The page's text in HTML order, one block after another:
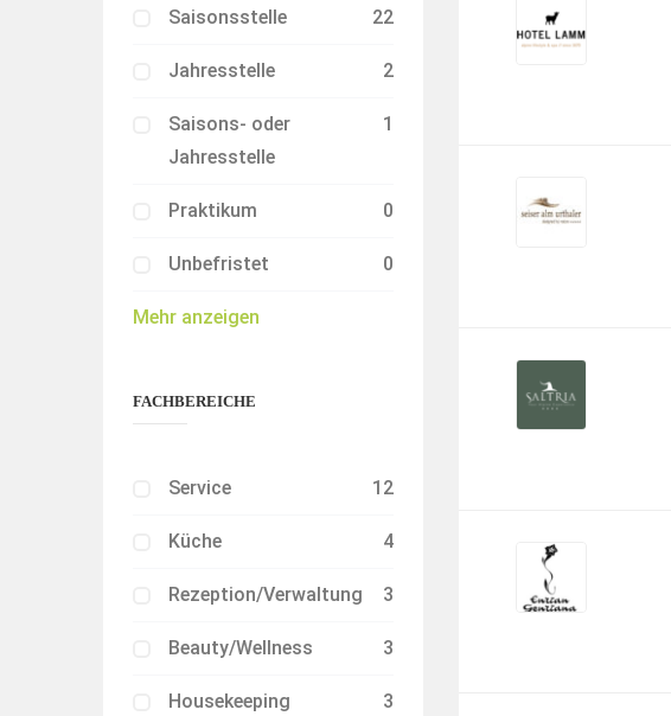
Saisonsstelle 22
Jahresstelle 2
Saisons- oder
Jahresstelle
1
Praktikum 0
Unbefristet 0
Mehr anzeigen
FACHBEREICHE
Service 12
Küche 4
Rezeption/Verwaltung 3
Beauty/Wellness 3
Housekeeping 3